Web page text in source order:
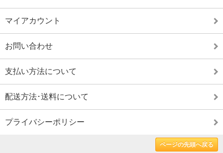
マイアカウント
お問い合わせ
支払い方法について
配送方法･送料について
プライバシーポリシー
ページの先頭へ戻る